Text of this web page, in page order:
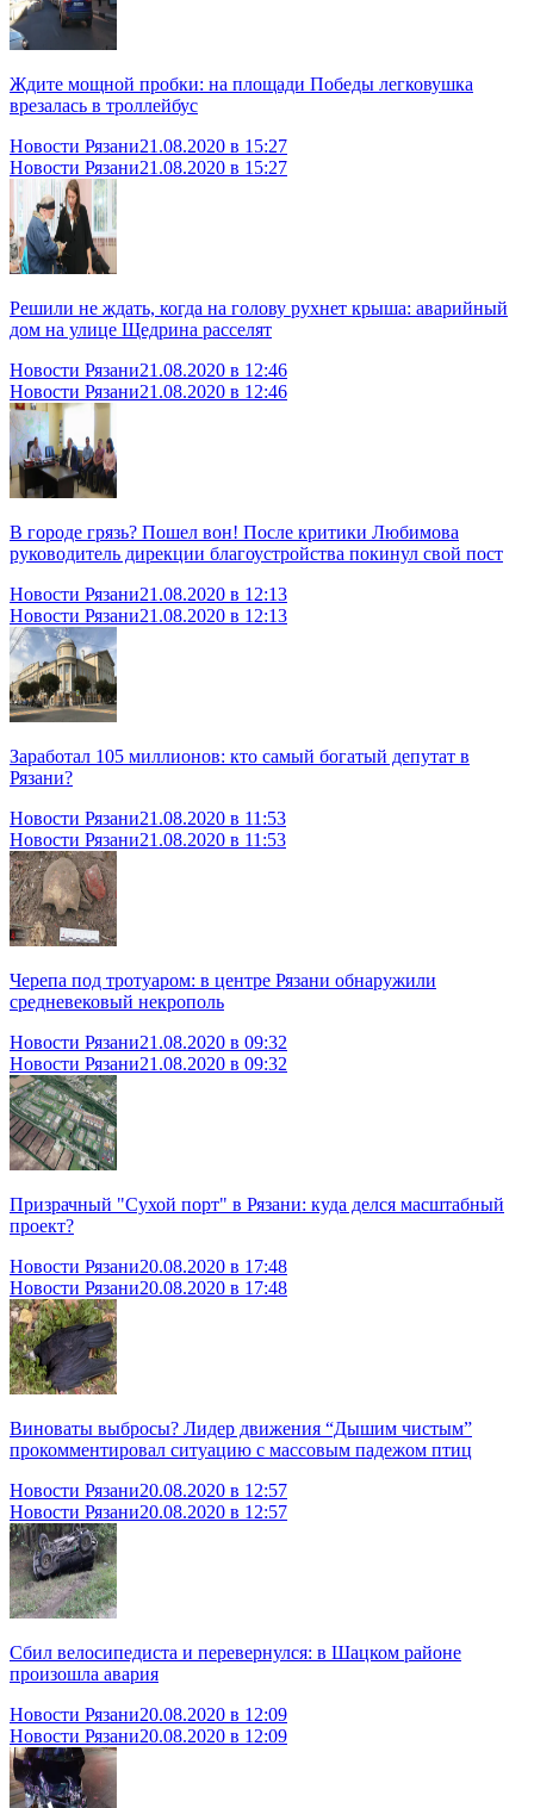
Ждите мощной пробки: на площади Победы легковушка
врезалась в троллейбус
Новости Рязани21.08.2020 в 15:27
Новости Рязани21.08.2020 в 15:27
Решили не ждать, когда на голову рухнет крыша: аварийный
дом на улице Щедрина расселят
Новости Рязани21.08.2020 в 12:46
Новости Рязани21.08.2020 в 12:46
В городе грязь? Пошел вон! После критики Любимова
руководитель дирекции благоустройства покинул свой пост
Новости Рязани21.08.2020 в 12:13
Новости Рязани21.08.2020 в 12:13
Заработал 105 миллионов: кто самый богатый депутат в
Рязани?
Новости Рязани21.08.2020 в 11:53
Новости Рязани21.08.2020 в 11:53
Черепа под тротуаром: в центре Рязани обнаружили
средневековый некрополь
Новости Рязани21.08.2020 в 09:32
Новости Рязани21.08.2020 в 09:32
Призрачный "Сухой порт" в Рязани: куда делся масштабный
проект?
Новости Рязани20.08.2020 в 17:48
Новости Рязани20.08.2020 в 17:48
Виноваты выбросы? Лидер движения “Дышим чистым”
прокомментировал ситуацию с массовым падежом птиц
Новости Рязани20.08.2020 в 12:57
Новости Рязани20.08.2020 в 12:57
Сбил велосипедиста и перевернулся: в Шацком районе
произошла авария
Новости Рязани20.08.2020 в 12:09
Новости Рязани20.08.2020 в 12:09